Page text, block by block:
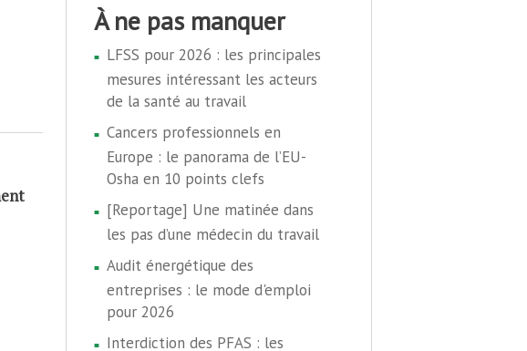
à ne pas manquer
LFSS pour 2026 : les principales
mesures intéressant les acteurs
de la santé au travail
Cancers professionnels en
Europe : le panorama de l’EU-
Osha en 10 points clefs
[Reportage] Une matinée dans
les pas d’une médecin du travail
Audit énergétique des
entreprises : le mode d'emploi
pour 2026
Interdiction des PFAS : les